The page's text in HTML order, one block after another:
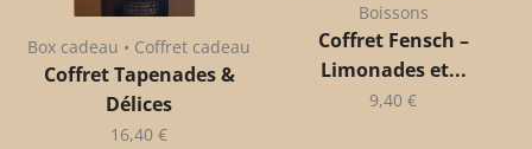
Box cadeau • Coffret cadeau
Coffret Tapenades &
Délices
16,40 €
Boissons
Coffret Fensch –
Limonades et...
9,40 €